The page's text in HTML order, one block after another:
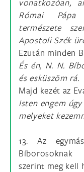
Római Pápa
természete
Apostoli Szék
Ezután minden
És én, N. N.
és esküszöm rá.
Majd kezét az
Isten engem
melyeket
13. Az
szerint meg kell